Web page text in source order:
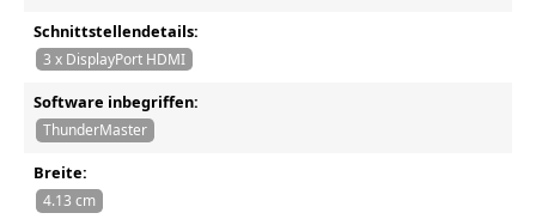
Schnittstellendetails:
3 x DisplayPort HDMI
Software inbegriffen:
ThunderMaster
Breite:
4.13 cm